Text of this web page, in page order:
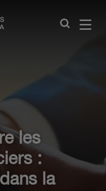
Close
les
:
la